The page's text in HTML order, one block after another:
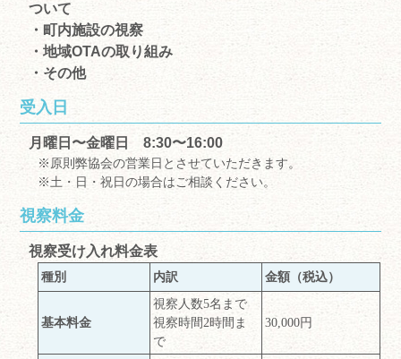
ついて
・町内施設の視察
・地域OTAの取り組み
・その他
受入日
月曜日〜金曜日 8:30〜16:00
※原則弊協会の営業日とさせていただきます。
※土・日・祝日の場合はご相談ください。
視察料金
視察受け入れ料金表
種別 内訳 金額（税込）
基本料金
視察人数5名まで
視察時間2時間ま
で
30,000円